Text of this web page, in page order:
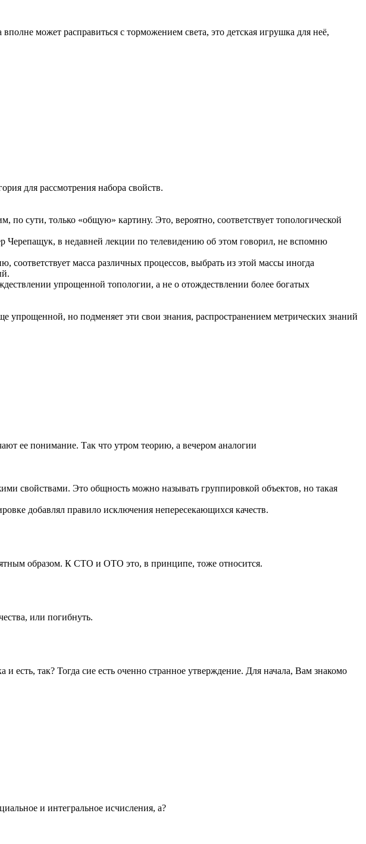
может расправиться с торможением света, это детская игрушка для неё,
для рассмотрения набора свойств.
сути, только «общую» картину. Это, вероятно, соответствует топологической
в недавней лекции по телевидению об этом говорил, не вспомню
масса различных процессов, выбрать из этой массы иногда
упрощенной топологии, а не о отождествлении более богатых
упрощенной, но подменяет эти свои знания, распространением метрических знаний
ее понимание. Так что утром теорию, а вечером аналогии
свойствами. Это общность можно называть группировкой объектов, но такая
добавлял правило исключения непересекающихся качеств.
образом. К СТО и ОТО это, в принципе, тоже относится.
или погибнуть.
есть, так? Тогда сие есть оченно странное утверждение. Для начала, Вам знакомо
и интегральное исчисления, а?